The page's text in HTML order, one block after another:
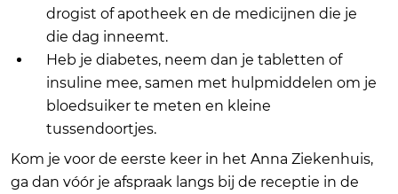
drogist of apotheek en de medicijnen die je
die dag inneemt.
Heb je diabetes, neem dan je tabletten of
insuline mee, samen met hulpmiddelen om je
bloedsuiker te meten en kleine
tussendoortjes.
Kom je voor de eerste keer in het Anna Ziekenhuis,
ga dan vóór je afspraak langs bij de receptie in de